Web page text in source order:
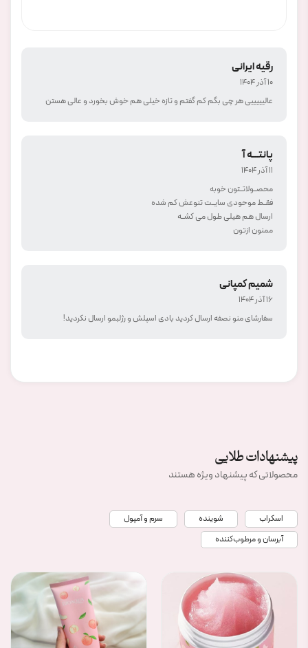
رقیه ایرانی
10 آذر 1404
عالیییییی هر چی بگم کم گفتم و تازه خیلی هم خوش بخورد و عالی هستن
پانتـــه آ
11 آذر 1404
محصــولاتــتون خوبه
فقــط موحودی سایــت تنوعش کم شده
ارسال هم هیلی طول می کشــه
ممنون ازتون
شمیم کمپانی
16 آذر 1404
سفارشای منو نصفه ارسال کردید بادی اسپلش و رژلبمو ارسال نکردید!
پیشنهادات طلایی
محصولاتی که پیشنهاد ویژه هستند